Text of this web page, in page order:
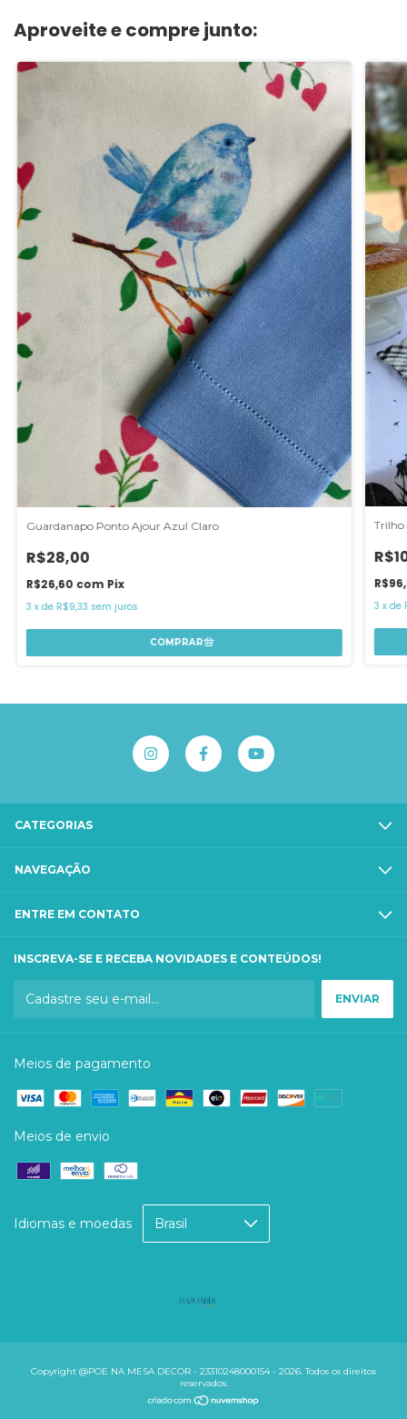
Aproveite e compre junto:
Guardanapo Ponto Ajour Azul Claro
R$28,00
R$26,60 com Pix
3 xde R$9,33 sem juros
Trilho
3 xde
CATEGORIAS
NAVEGAÇÃO
ENTRE EM CONTATO
INSCREVA-SE E RECEBA NOVIDADES E CONTEÚDOS!
Meios de pagamento
Meios de envio
Idiomas e moedas
Copyright @POE NA MESA DECOR - 23310248000154 - 2026. Todos os direitos
reservados.